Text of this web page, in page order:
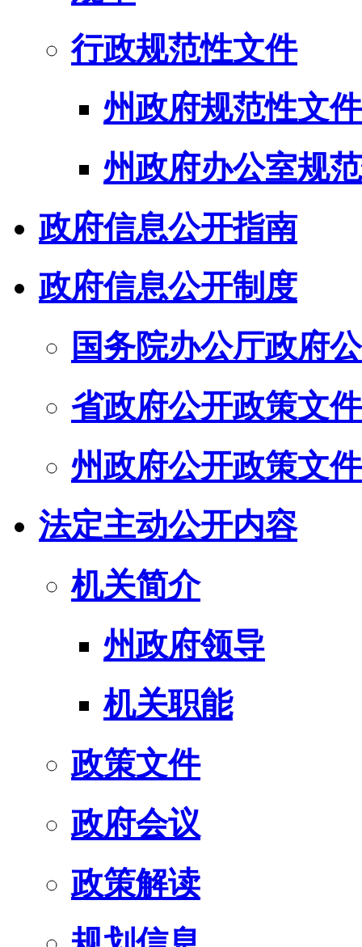
行政规范性文件
州政府规范性文件
州政府办公室规
政府信息公开指南
政府信息公开制度
国务院办公厅政府
省政府公开政策文件
州政府公开政策文件
法定主动公开内容
机关简介
州政府领导
机关职能
政策文件
政府会议
政策解读